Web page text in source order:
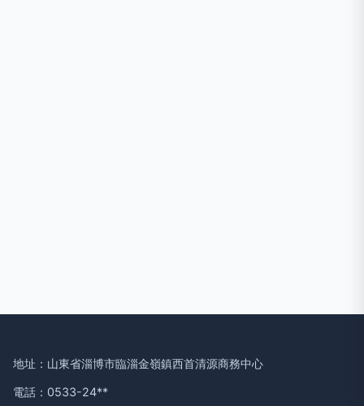
地址：山東省淄博市臨淄金嶺鎮西首清源商務中心
電話：0533-24**